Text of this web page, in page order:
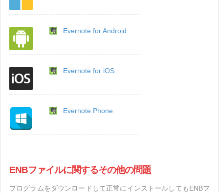
Evernote for Android
Evernote for iOS
Evernote Phone
ENBファイルに関するその他の問題
プログラムをダウンロードして正常にインストールしてもENBフ